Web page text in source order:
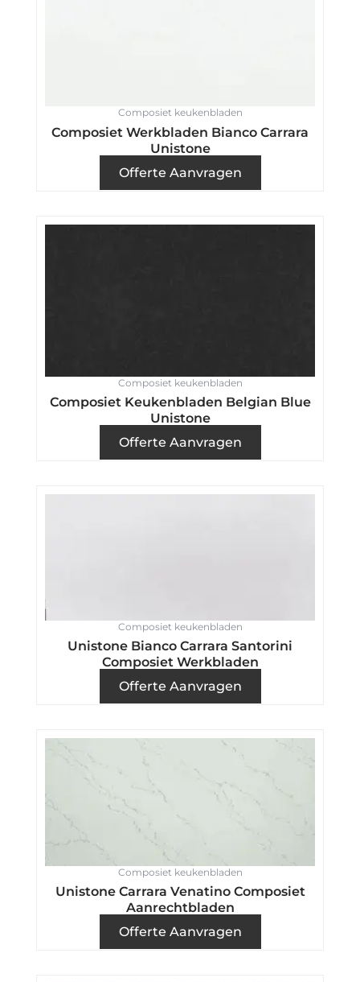
Composiet keukenbladen
Composiet Werkbladen Bianco Carrara
Unistone
Offerte Aanvragen
Composiet keukenbladen
Composiet Keukenbladen Belgian Blue
Unistone
Offerte Aanvragen
Composiet keukenbladen
Unistone Bianco Carrara Santorini
Composiet Werkbladen
Offerte Aanvragen
Composiet keukenbladen
Unistone Carrara Venatino Composiet
Aanrechtbladen
Offerte Aanvragen